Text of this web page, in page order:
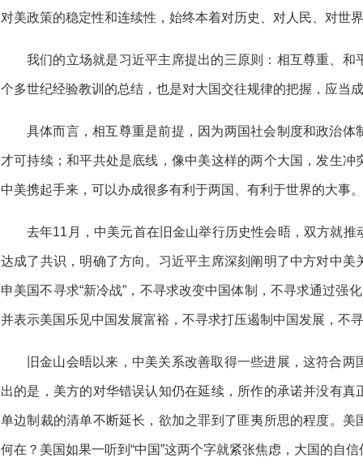
对美政策的稳定性和连续性，始终本着对历史、对人民、对世
我们的立场就是习近平主席提出的三原则：相互尊重、
个多世纪经验教训的总结，也是对大国交往规律的把握，应当
具体而言，相互尊重是前提，因为两国社会制度和政治
才可持续；和平共处是底线，像中美这样的两个大国，发生
中美携起手来，可以办成很多有利于两国、有利于世界的大事。
去年11月，中美元首在旧金山举行历史性会晤，双方就
达成了共识，明确了方向。习近平主席深刻阐明了中方对中
申美国不寻求“新冷战”，不寻求改变中国体制，不寻求通过强
并表示美国乐见中国发展富裕，不寻求打压遏制中国发展，不
旧金山会晤以来，中美关系改善取得一些进展，这符合
出的是，美方的对华错误认知仍在延续，所作的承诺并没有
单边制裁的清单不断延长，欲加之罪到了匪夷所思的程度。
何在？美国如果一听到“中国”这两个字就紧张焦虑，大国的自